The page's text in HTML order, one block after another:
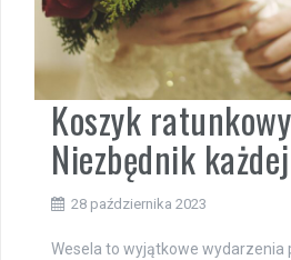
Koszyk
Niezbędnik
28 października 2023
Wesela to wyjątkowe wydarzenia